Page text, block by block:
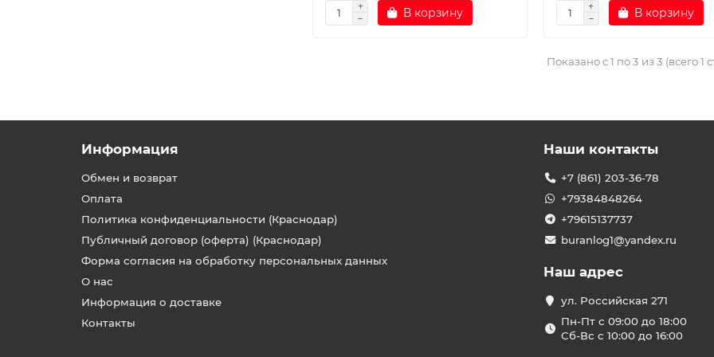
В корзину В корзину
Показано с 1 по 3 из 3 (всего 1
Информация
Обмен и возврат
Оплата
Политика конфиденциальности (Краснодар)
Публичный договор (оферта) (Краснодар)
Форма согласия на обработку персональных данных
О нас
Информация о доставке
Контакты
Наши контакты
+7 (861) 203-36-78
+79384848264
+79615137737
buranlog1@yandex.ru
Наш адрес
ул. Российская 271
Пн-Пт с 09:00 до 18:00
Сб-Вс с 10:00 до 16:00